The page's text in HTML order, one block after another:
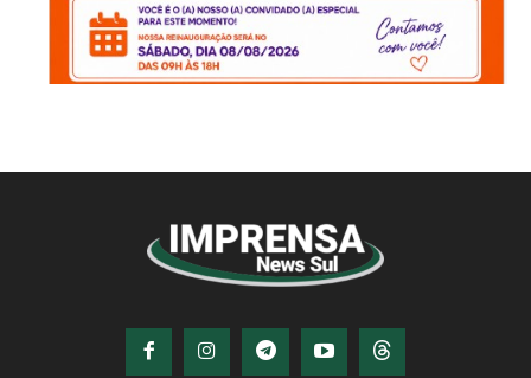
© Imprensa News Sul - Todos os Direitos